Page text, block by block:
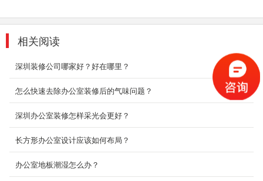
相关阅读
深圳装修公司哪家好？好在哪里？
怎么快速去除办公室装修后的气味问题？
深圳办公室装修怎样采光会更好？
长方形办公室设计应该如何布局？
办公室地板潮湿怎么办？
随着现在社会的快速发展，高楼大厦不只是只有
2018-08-29
办公室厂房装修
看不需要太复杂，精简干练的装修反而会有一种
别致的时尚...
2018-06-28
环保办公室装修_码农信息